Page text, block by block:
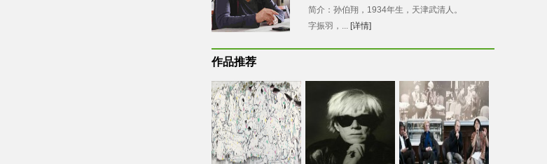
简介：孙伯翔，1934年生，天津武清人。
字振羽，... [详情]
作品推荐